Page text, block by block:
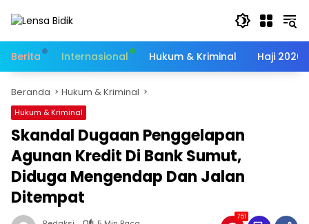
Berita
Internasional Hukum & Kriminal Haji 2026
Beranda Hukum & Kriminal
Hukum & Kriminal
Skandal Dugaan Penggelapan
Agunan Kredit Di Bank Sumut,
Diduga Mengendap Dan Jalan
Ditempat
751